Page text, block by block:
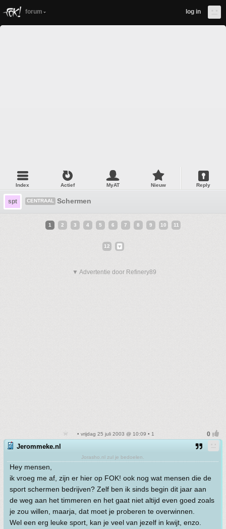
forum log in
Index Actief MyAT Nieuw Reply
spt CENTRAAL Schermen
1 2 3 4 5 6 7 8 9 10 11
12
▼ Advertentie door Refinery89
• vrijdag 25 juli 2003 @ 10:09 • 1
Jerommeke.nl
Jorasho.nl zul je bedoelen.
Hey mensen,
ik vroeg me af, zijn er hier op FOK! ook nog wat mensen die de
sport schermen bedrijven? Zelf ben ik sinds begin dit jaar aan
de weg aan het timmeren en het gaat niet altijd even goed zoals
je zou willen, maarja, dat moet je proberen te overwinnen.
Wel een erg leuke sport, kan je veel van jezelf in kwijt, enzo.